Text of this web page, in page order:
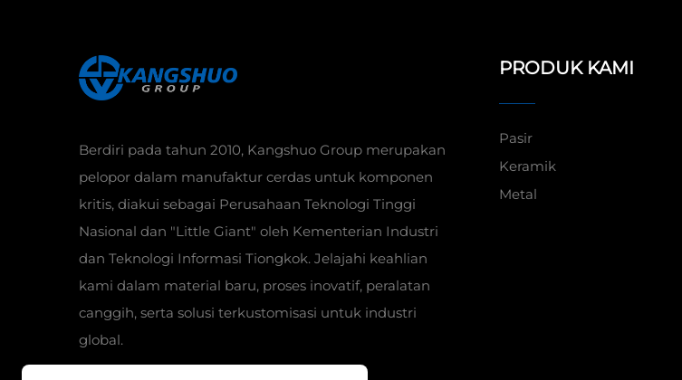
Berdiri pada tahun 2010, Kangshuo Group merupakan
pelopor dalam manufaktur cerdas untuk komponen
kritis, diakui sebagai Perusahaan Teknologi Tinggi
Nasional dan "Little Giant" oleh Kementerian Industri
dan Teknologi Informasi Tiongkok. Jelajahi keahlian
kami dalam material baru, proses inovatif, peralatan
canggih, serta solusi terkustomisasi untuk industri
global.
PRODUK KAMI
Pasir
Keramik
Metal